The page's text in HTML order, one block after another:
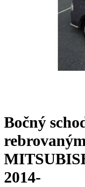
Bočný
2014-